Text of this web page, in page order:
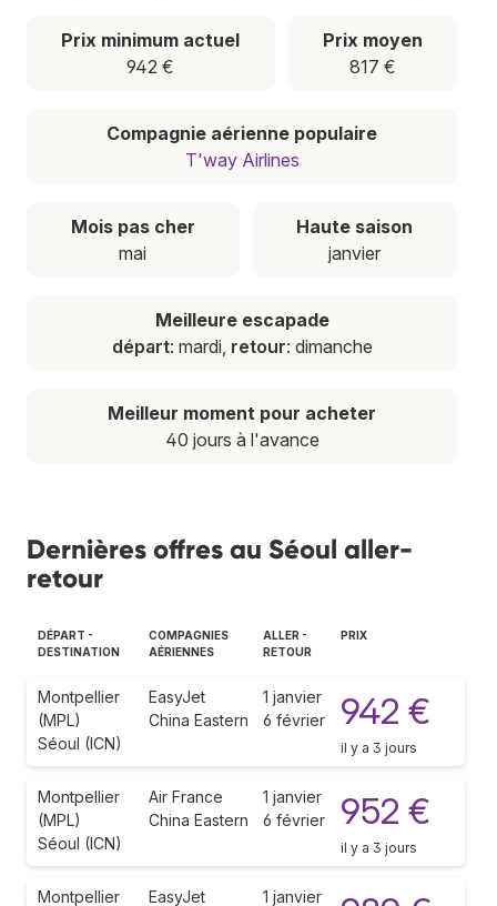
Prix minimum actuel
942 €
Prix moyen
817 €
Compagnie aérienne populaire
T'way Airlines
Mois pas cher
mai
Haute saison
janvier
Meilleure escapade
départ: mardi, retour: dimanche
Meilleur moment pour acheter
40 jours à l'avance
Dernières offres au Séoul aller-
retour
DÉPART -
DESTINATION
COMPAGNIES
AÉRIENNES
ALLER -
RETOUR
PRIX
Montpellier
(MPL)
Séoul (ICN)
EasyJet
China Eastern
1 janvier
6 février
942 €
il y a 3 jours
Montpellier
(MPL)
Séoul (ICN)
Air France
China Eastern
1 janvier
6 février
952 €
il y a 3 jours
Montpellier EasyJet 1 janvier